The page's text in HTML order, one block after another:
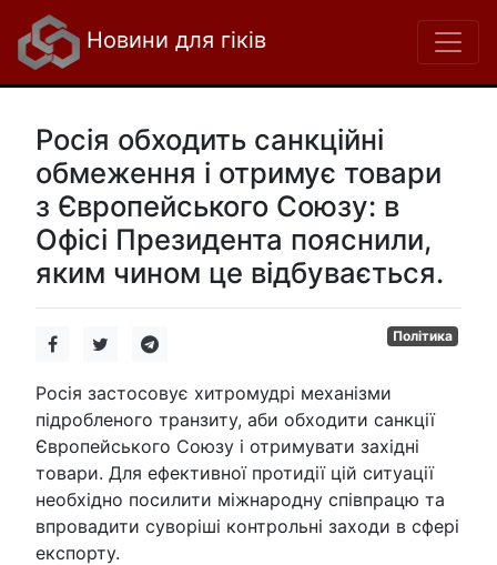
Новини для гіків
Росія обходить санкційні
обмеження і отримує товари
з Європейського Союзу: в
Офісі Президента пояснили,
яким чином це відбувається.
Політика
Росія застосовує хитромудрі механізми
підробленого транзиту, аби обходити санкції
Європейського Союзу і отримувати західні
товари. Для ефективної протидії цій ситуації
необхідно посилити міжнародну співпрацю та
впровадити суворіші контрольні заходи в сфері
експорту.